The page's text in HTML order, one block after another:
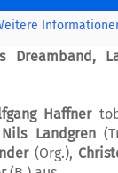
Dreamband,
Haffner
Nils Landgren
(Org.),